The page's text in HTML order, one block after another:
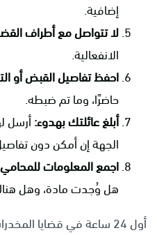
إضافية.
لا تتواصل مع أطراف
الانفعالية.
احفظ تفاصيل القبض أو
حاضرًا، وما تم ضبطه.
أبلغ عائلتك بهدوء:أرسل
الجهة إن أمكن دون
اجمع المعلومات
هل وُجدت مادة، وهل
أول 24 ساعة في قضايا